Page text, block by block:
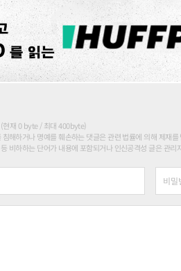
현재 0 byte / 최대 400byte)
해하거나 명예를 훼손하는 댓글은 관련 법률에 의해 제재를
비하하는 단어가 내용에 포함되거나 인신공격성 글은 관리